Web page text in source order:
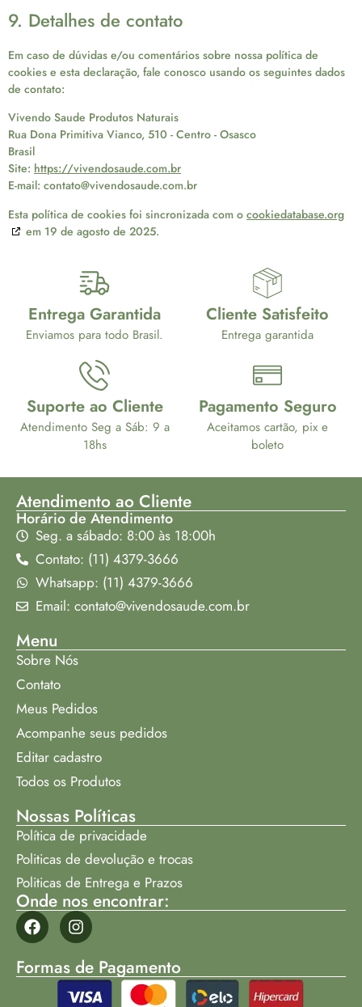
9. Detalhes de contato
Em caso de dúvidas e/ou comentários sobre nossa política de
cookies e esta declaração, fale conosco usando os seguintes dados
de contato:
Vivendo Saude Produtos Naturais
Rua Dona Primitiva Vianco, 510 - Centro - Osasco
Brasil
Site: https://vivendosaude.com.br
E-mail: contato@vivendosaude.com.br
Esta política de cookies foi sincronizada com o cookiedatabase.org
em 19 de agosto de 2025.
Entrega Garantida
Enviamos para todo Brasil.
Cliente Satisfeito
Entrega garantida
Suporte ao Cliente
Atendimento Seg a Sáb: 9 a
18hs
Pagamento Seguro
Aceitamos cartão, pix e
boleto
Atendimento ao Cliente
Horário de Atendimento
Seg. a sábado: 8:00 às 18:00h
Contato: (11) 4379-3666
Whatsapp: (11) 4379-3666
Email: contato@vivendosaude.com.br
Menu
Sobre Nós
Contato
Meus Pedidos
Acompanhe seus pedidos
Editar cadastro
Todos os Produtos
Nossas Políticas
Política de privacidade
Politicas de devolução e trocas
Politicas de Entrega e Prazos
Onde nos encontrar:
Formas de Pagamento